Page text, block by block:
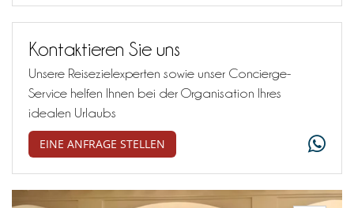
Kontaktieren Sie uns
Unsere Reisezielexperten sowie unser Concierge-
Service helfen Ihnen bei der Organisation Ihres
idealen Urlaubs
EINE ANFRAGE STELLEN